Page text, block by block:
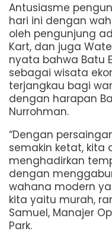
Antusiasme
hari ini dengan
oleh pengunjung
Kart, dan juga
nyata bahwa Batu
sebagai wisata
terjangkau bagi
dengan harapan
Nurrohman.
“Dengan
semakin ketat, kita
menghadirkan
dengan
wahana modern
kita yaitu murah,
Samuel, Manajer
Park.